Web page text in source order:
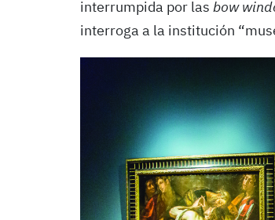
interrumpida por las bow
interroga a la institución